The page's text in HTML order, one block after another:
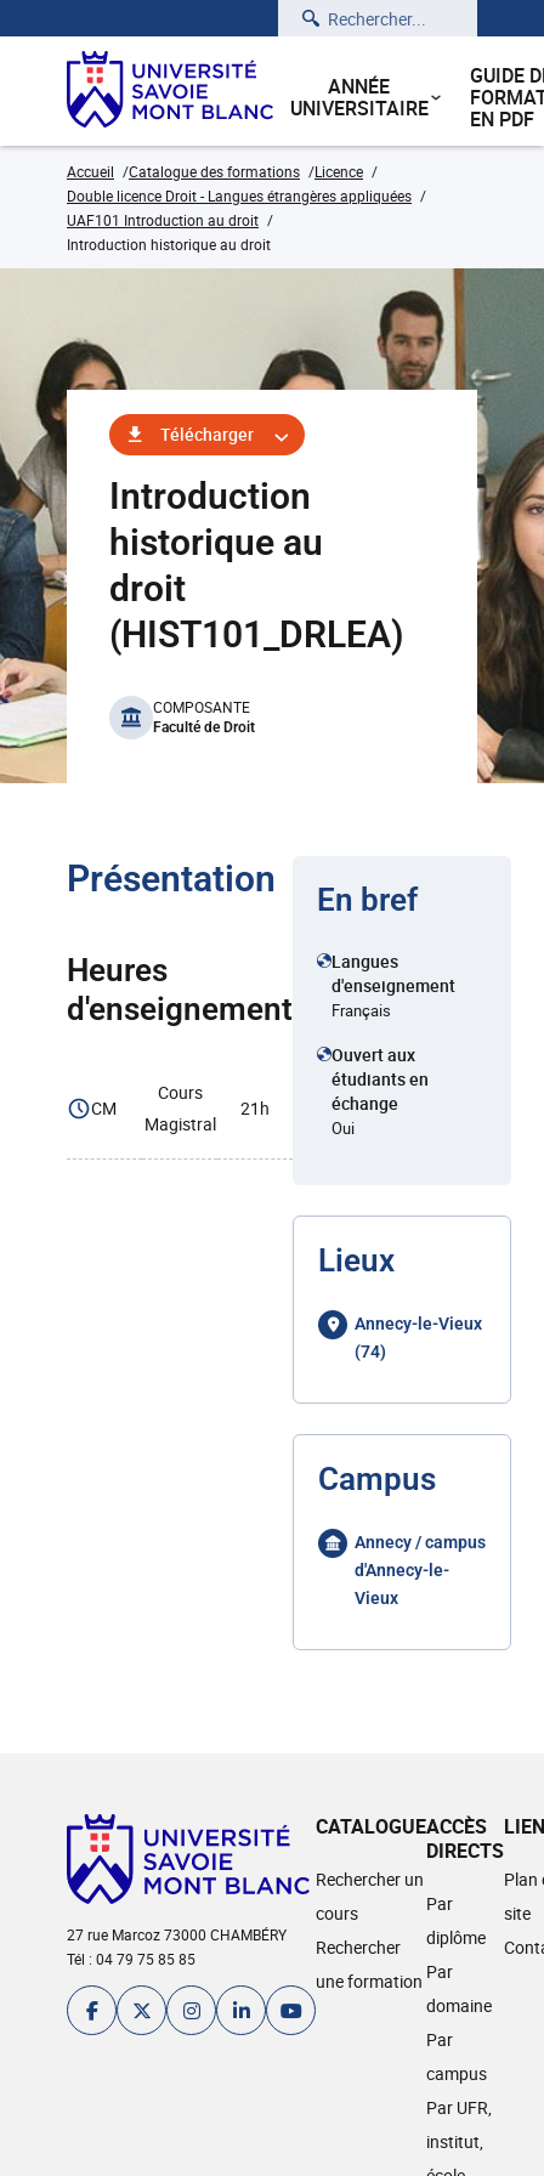
Rechercher
ANNÉE
UNIVERSITAIRE
GUIDE
EN PDF
Accueil Catalogue des formations
Licence
Double licence Droit - Langues étrangères appliquées
UAF101 Introduction au droit
Introduction historique au droit
Télécharger
Introduction
historique au
droit
(HIST101_DRLEA)
benefits
COMPOSANTE
Faculté de Droit
Présentation
Heures
d'enseignement
CM
Cours
Magistral
21h
En bref
Langues
d'enseignement
Français
Ouvert aux
étudiants en
échange
Oui
Lieux
Annecy-le-Vieux
(74)
Campus
Annecy / campus
d'Annecy-le-
Vieux
27 rue Marcoz 73000 CHAMBÉRY
Tél : 04 79 75 85 85
CATALOGUE
Rechercher un
cours
Rechercher
une formation
ACCÈS
DIRECTS
Par
diplôme
Par
domaine
Par
campus
Par UFR,
institut,
Plan
site